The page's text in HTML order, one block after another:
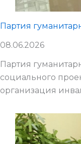
Партия
08.06.2026
Партия
социального
организация